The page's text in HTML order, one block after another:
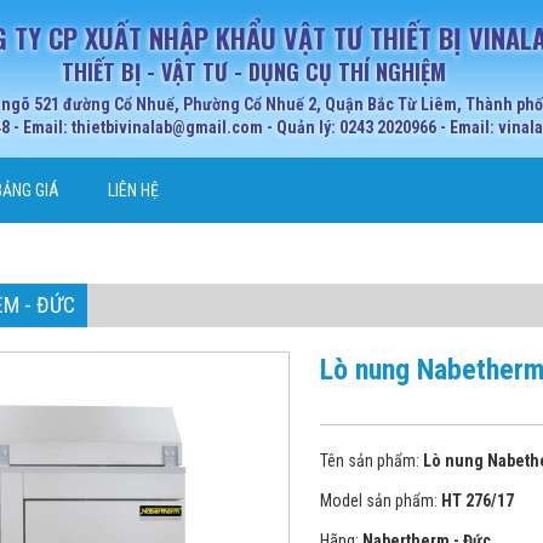
TY CP XUẤT NHẬP KHẨU VẬT TƯ THIẾT BỊ
THIẾT BỊ - VẬT TƯ - DỤNG CỤ THÍ NGHIỆM
ngõ 521 đường Cổ Nhuế, Phường Cổ Nhuế 2, Quận Bắc Từ Liêm, Thành
- Email: thietbivinalab@gmail.com - Quản lý: 0243 2020966 - Email:
GIÁ LIÊN HỆ
- ĐỨC
Lò nung
Tên sản phẩm: Lò nung
Model sản phẩm: HT 276/17